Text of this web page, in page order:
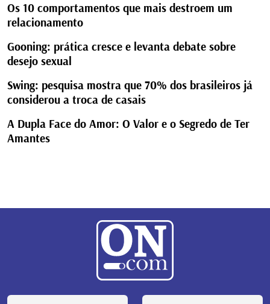
Os 10 comportamentos que mais destroem um
relacionamento
Gooning: prática cresce e levanta debate sobre
desejo sexual
Swing: pesquisa mostra que 70% dos brasileiros já
considerou a troca de casais
A Dupla Face do Amor: O Valor e o Segredo de Ter
Amantes